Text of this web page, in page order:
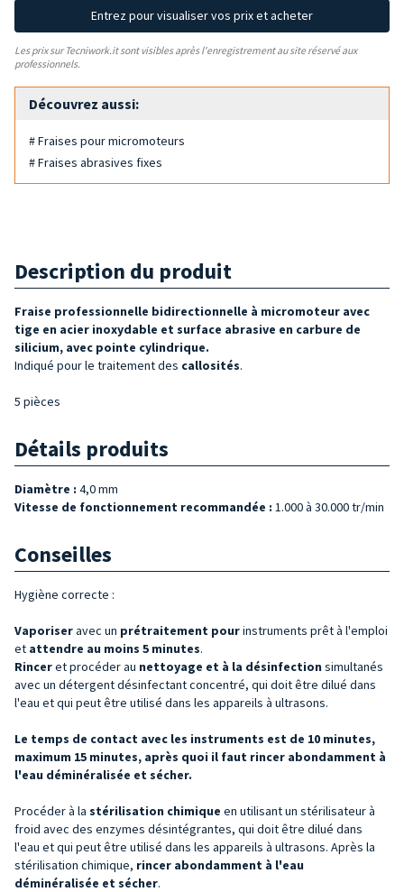
Entrez pour visualiser vos prix et acheter
Les prix sur Tecniwork.it sont visibles après l'enregistrement au site réservé aux
professionnels.
Découvrez aussi:
# Fraises pour micromoteurs
# Fraises abrasives fixes
Description du produit
Fraise professionnelle bidirectionnelle à micromoteur avec
tige en acier inoxydable et surface abrasive en carbure de
silicium, avec pointe cylindrique.
Indiqué pour le traitement des callosités.
5 pièces
Détails produits
Diamètre : 4,0 mm
Vitesse de fonctionnement recommandée : 1.000 à 30.000 tr/min
Conseilles
Hygiène correcte :
Vaporiseravec un prétraitement pourinstruments prêt à l'emploi
et attendre au moins 5 minutes.
Rinceret procéder au nettoyage et à la désinfection simultanés
avec un détergent désinfectant concentré, qui doit être dilué dans
l'eau et qui peut être utilisé dans les appareils à ultrasons.
Le temps de contact avec les instruments est de 10 minutes,
maximum 15 minutes, après quoi il faut rincer abondamment à
l'eau déminéralisée et sécher.
Procéder à la stérilisation chimique en utilisant un stérilisateur à
froid avec des enzymes désintégrantes, qui doit être dilué dans
l'eau et qui peut être utilisé dans les appareils à ultrasons. Après la
stérilisation chimique, rincer abondamment à l'eau
déminéralisée et sécher.